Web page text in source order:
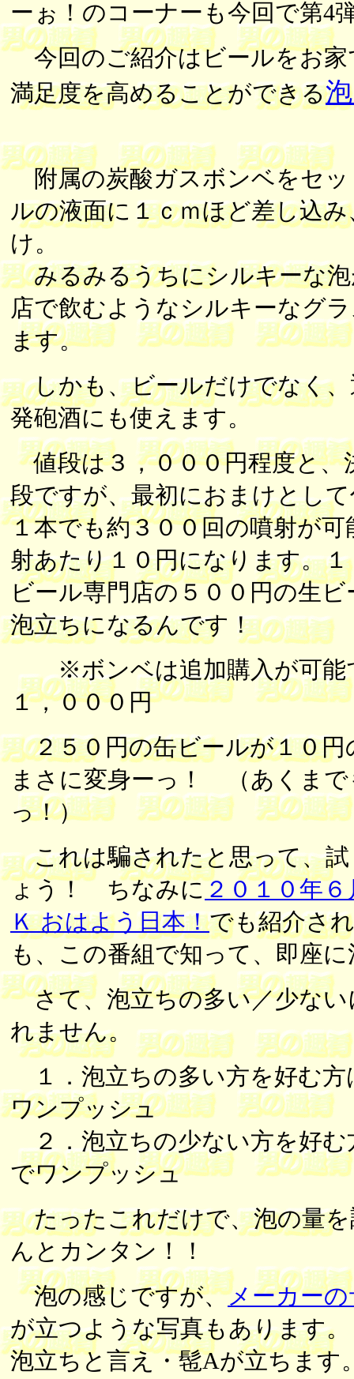
ーぉ！のコーナーも今回で第4
今回のご紹介はビールをお家
満足度を高めることができる
附属の炭酸ガスボンベをセッ
ルの液面に１ｃｍほど差し込
け。
みるみるうちにシルキーな泡
店で飲むようなシルキーなグ
ます。
しかも、ビールだけでなく、
発砲酒にも使えます。
値段は３，０００円程度と、
段ですが、最初におまけとし
１本でも約３００回の噴射が
射あたり１０円になります。
ビール専門店の５００円の生
泡立ちになるんです！
※ボンベは追加購入が可能
１，０００円
２５０円の缶ビールが１０円
まさに変身ーっ！ （あくまで
っ！）
これは騙されたと思って、試
ょう！ ちなみに２０１０年
Ｋ おはよう日本！でも紹介さ
も、この番組で知って、即座
さて、泡立ちの多い／少ない
れません。
１．泡立ちの多い方を好む方
ワンプッシュ
２．泡立ちの少ない方を好む
でワンプッシュ
たったこれだけで、泡の量を
んとカンタン！！
泡の感じですが、メーカー
が立つような写真もあります
泡立ちと言え・髢Aが立ちます